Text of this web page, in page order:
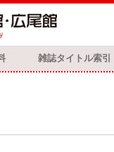
雑誌タイトル索引